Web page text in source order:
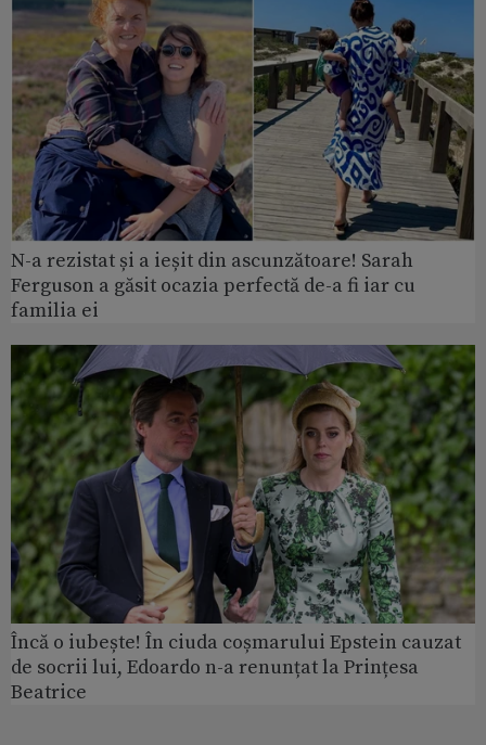
N-a rezistat și a ieșit din ascunzătoare! Sarah
Ferguson a găsit ocazia perfectă de-a fi iar cu
familia ei
Încă o iubește! În ciuda coșmarului Epstein cauzat
de socrii lui, Edoardo n-a renunțat la Prințesa
Beatrice